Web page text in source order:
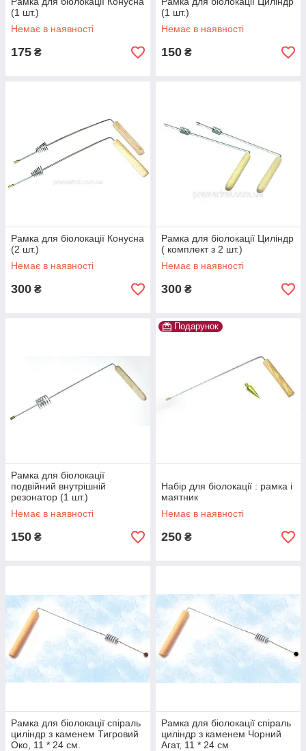
(1 шт.)
Немає в наявності
175 ₴
(1 шт.)
Немає в наявності
150 ₴
Рамка для біолокації Конусна
(2 шт.)
Немає в наявності
300 ₴
Рамка для біолокації Циліндр
( комплект з 2 шт.)
Немає в наявності
300 ₴
Рамка для біолокації
подвійний внутрішній
резонатор (1 шт.)
Немає в наявності
150 ₴
Подарунок
Набір для біолокації : рамка і
маятник
Немає в наявності
250 ₴
Рамка для біолокації спіраль
циліндр з каменем Тигровий
Око, 11 * 24 см.
Рамка для біолокації спіраль
циліндр з каменем Чорний
Агат, 11 * 24 см